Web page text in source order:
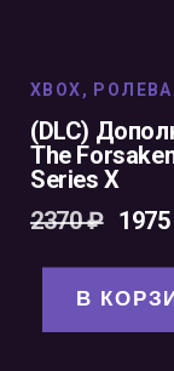
XBOX,
(DLC)
The
Series X
2370₽
В